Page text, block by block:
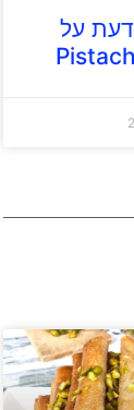
על